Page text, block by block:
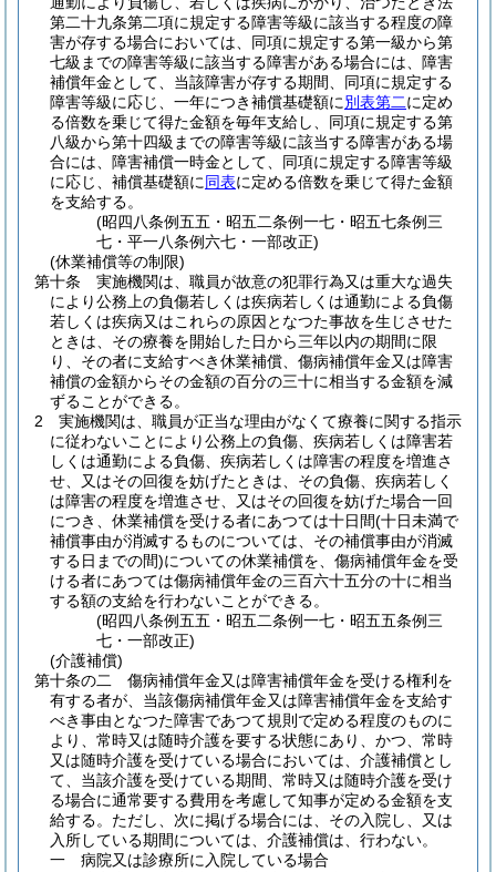
第二十九条第二項に規定する障害等級に該当する程度の障
害が存する場合においては、同項に規定する第一級から第
七級までの障害等級に該当する障害がある場合には、障害
補償年金として、当該障害が存する期間、同項に規定する
障害等級に応じ、一年につき補償基礎額に別表第二に定め
る倍数を乗じて得た金額を毎年支給し、同項に規定する第
八級から第十四級までの障害等級に該当する障害がある場
合には、障害補償一時金として、同項に規定する障害等級
に応じ、補償基礎額に同表に定める倍数を乗じて得た金額
を支給する。
(昭四八条例五五・昭五二条例一七・昭五七条例三
七・平一八条例六七・一部改正)
(休業補償等の制限)
第十条
実施機関は、職員が故意の犯罪行為又は重大な過失
により公務上の負傷若しくは疾病若しくは通勤による負傷
若しくは疾病又はこれらの原因となつた事故を生じさせた
ときは、その療養を開始した日から三年以内の期間に限
り、その者に支給すべき休業補償、傷病補償年金又は障害
補償の金額からその金額の百分の三十に相当する金額を減
ずることができる。
2
実施機関は、職員が正当な理由がなくて療養に関する指示
に従わないことにより公務上の負傷、疾病若しくは障害若
しくは通勤による負傷、疾病若しくは障害の程度を増進さ
せ、又はその回復を妨げたときは、その負傷、疾病若しく
は障害の程度を増進させ、又はその回復を妨げた場合一回
につき、休業補償を受ける者にあつては十日間(十日未満で
補償事由が消滅するものについては、その補償事由が消滅
する日までの間)についての休業補償を、傷病補償年金を受
ける者にあつては傷病補償年金の三百六十五分の十に相当
する額の支給を行わないことができる。
(昭四八条例五五・昭五二条例一七・昭五五条例三
七・一部改正)
(介護補償)
第十条の二
傷病補償年金又は障害補償年金を受ける権利を
有する者が、当該傷病補償年金又は障害補償年金を支給す
べき事由となつた障害であつて規則で定める程度のものに
より、常時又は随時介護を要する状態にあり、かつ、常時
又は随時介護を受けている場合においては、介護補償とし
て、当該介護を受けている期間、常時又は随時介護を受け
る場合に通常要する費用を考慮して知事が定める金額を支
給する。 ただし、次に掲げる場合には、その入院し、又は
入所している期間については、介護補償は、行わない。
一
病院又は診療所に入院している場合